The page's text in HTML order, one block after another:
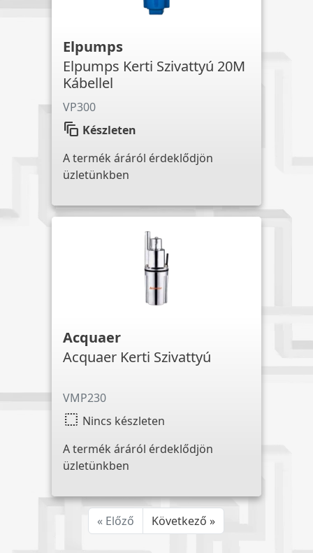
Elpumps
Elpumps Kerti Szivattyú 20M
Kábellel
VP300
auto_awesome_motion Készleten
A termék áráról érdeklődjön
üzletünkben
Acquaer
Acquaer Kerti Szivattyú
VMP230
select Nincs készleten
A termék áráról érdeklődjön
üzletünkben
« Előző Következő »